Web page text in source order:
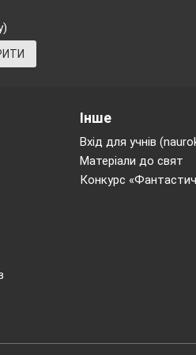
hours in
to the song
Інше
Вхід для учнів
Матеріали до свят
Конкурс